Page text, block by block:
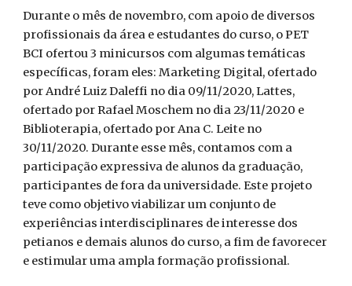
Durante o mês de novembro, com apoio de diversos
profissionais da área e estudantes do curso, o PET
BCI ofertou 3 minicursos com algumas temáticas
específicas, foram eles: Marketing Digital, ofertado
por André Luiz Daleffi no dia 09/11/2020, Lattes,
ofertado por Rafael Moschem no dia 23/11/2020 e
Biblioterapia, ofertado por Ana C. Leite no
30/11/2020. Durante esse mês, contamos com a
participação expressiva de alunos da graduação,
participantes de fora da universidade. Este projeto
teve como objetivo viabilizar um conjunto de
experiências interdisciplinares de interesse dos
petianos e demais alunos do curso, a fim de favorecer
e estimular uma ampla formação profissional.